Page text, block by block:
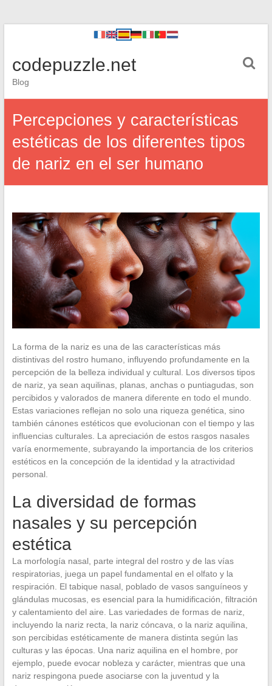
codepuzzle.net
Blog
Percepciones y características
estéticas de los diferentes tipos
de nariz en el ser humano
La forma de la nariz es una de las características más
distintivas del rostro humano, influyendo profundamente en la
percepción de la belleza individual y cultural. Los diversos tipos
de nariz, ya sean aquilinas, planas, anchas o puntiagudas, son
percibidos y valorados de manera diferente en todo el mundo.
Estas variaciones reflejan no solo una riqueza genética, sino
también cánones estéticos que evolucionan con el tiempo y las
influencias culturales. La apreciación de estos rasgos nasales
varía enormemente, subrayando la importancia de los criterios
estéticos en la concepción de la identidad y la atractividad
personal.
La diversidad de formas
nasales y su percepción
estética
La morfología nasal, parte integral del rostro y de las vías
respiratorias, juega un papel fundamental en el olfato y la
respiración. El tabique nasal, poblado de vasos sanguíneos y
glándulas mucosas, es esencial para la humidificación, filtración
y calentamiento del aire. Las variedades de formas de nariz,
incluyendo la nariz recta, la nariz cóncava, o la nariz aquilina,
son percibidas estéticamente de manera distinta según las
culturas y las épocas. Una nariz aquilina en el hombre, por
ejemplo, puede evocar nobleza y carácter, mientras que una
nariz respingona puede asociarse con la juventud y la